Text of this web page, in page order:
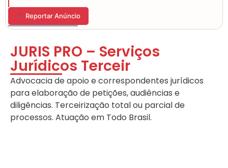
Reportar Anúncio
JURIS PRO – Serviços
Jurídicos Terceir
Advocacia de apoio e correspondentes jurídicos
para elaboração de petições, audiências e
diligências. Terceirização total ou parcial de
processos. Atuação em Todo Brasil.